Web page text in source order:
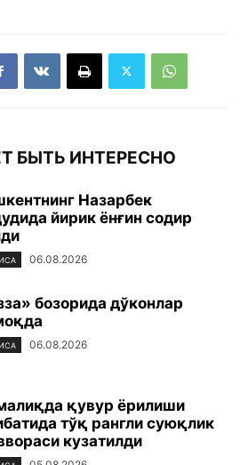
БЫТЬ ИНТЕРЕСНО
Назарбек
йирик ёнғин содир
06.08.2026
бозорида дўконлар
06.08.2026
қувур ёрилиши
тўқ рангли суюқлик
кузатилди